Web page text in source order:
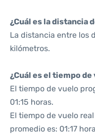
¿Cuál es la distancia
La distancia entre los
kilómetros.
¿Cuál es el tiempo
El tiempo de vuelo
01:15 horas.
El tiempo de vuelo
promedio es: 01:17